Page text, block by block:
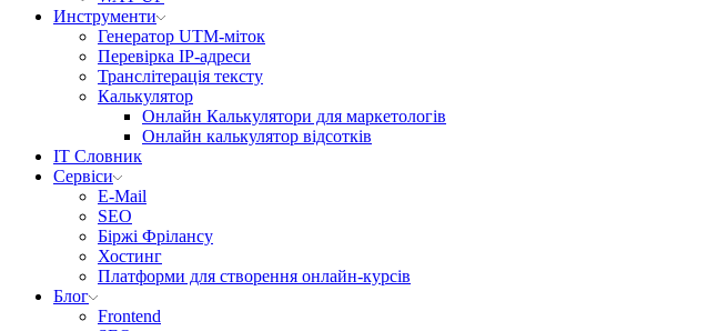
Инструменти
Генератор UTM-міток
Перевірка IP-адреси
Транслітерація тексту
Калькулятор
Онлайн Калькулятори для маркетологів
Онлайн калькулятор відсотків
IT Словник
Сервіси
E-Mail
SEO
Біржі Фрілансу
Хостинг
Платформи для створення онлайн-курсів
Блог
Frontend